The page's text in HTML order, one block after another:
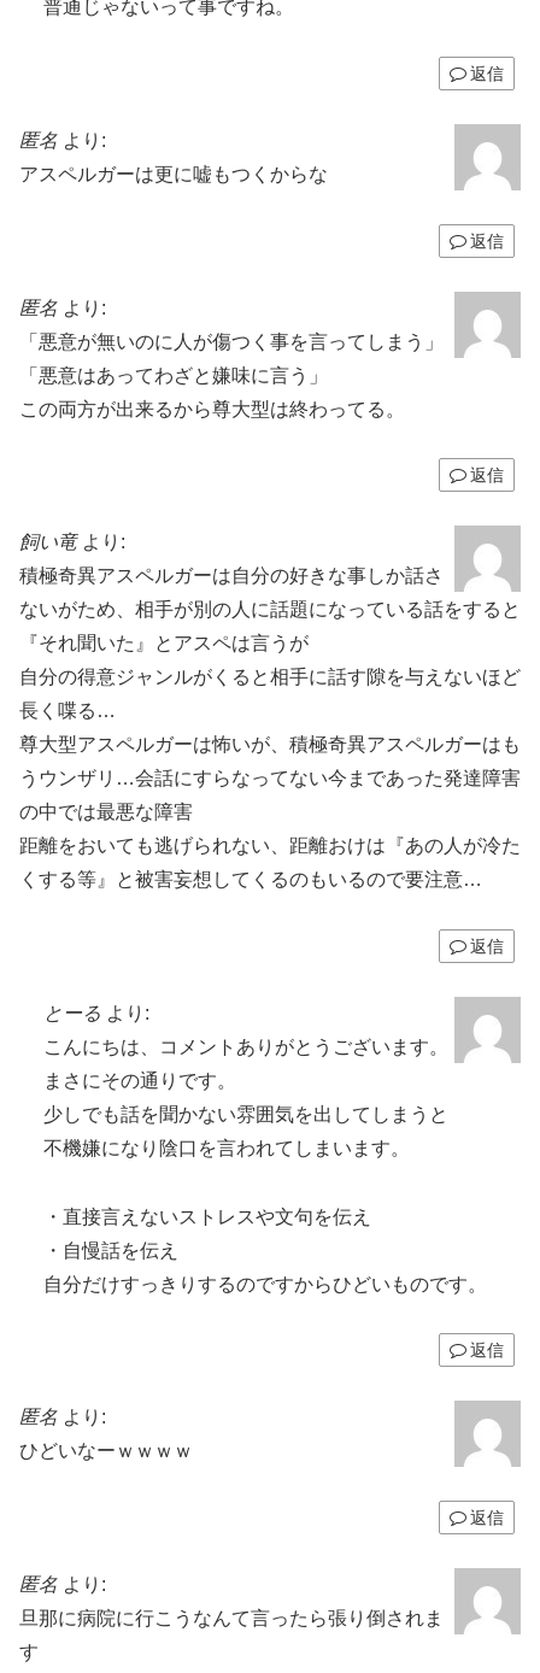
普通じゃないって事ですね。
返信
匿名 より:
アスペルガーは更に嘘もつくからな
返信
匿名 より:
「悪意が無いのに人が傷つく事を言ってしまう」
「悪意はあってわざと嫌味に言う」
この両方が出来るから尊大型は終わってる。
返信
飼い竜 より:
積極奇異アスペルガーは自分の好きな事しか話さ
ないがため、相手が別の人に話題になっている話をすると
『それ聞いた』とアスペは言うが
自分の得意ジャンルがくると相手に話す隙を与えないほど
長く喋る…
尊大型アスペルガーは怖いが、積極奇異アスペルガーはも
うウンザリ…会話にすらなってない今まであった発達障害
の中では最悪な障害
距離をおいても逃げられない、距離おけは『あの人が冷た
くする等』と被害妄想してくるのもいるので要注意…
返信
とーる より:
こんにちは、コメントありがとうございます。
まさにその通りです。
少しでも話を聞かない雰囲気を出してしまうと
不機嫌になり陰口を言われてしまいます。
・直接言えないストレスや文句を伝え
・自慢話を伝え
自分だけすっきりするのですからひどいものです。
返信
匿名 より:
ひどいなーｗｗｗｗ
返信
匿名 より:
旦那に病院に行こうなんて言ったら張り倒されま
す